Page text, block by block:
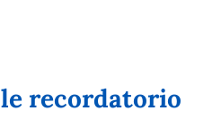
recordatorio